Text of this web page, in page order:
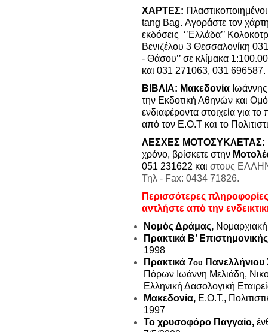
ΧΑΡΤΕΣ:
tang Bag. Αγοράστε τον χάρτη
εκδόσεις ‘’Ελλάδα’’
Βενιζέλου 3 Θεσσαλονίκη
- Θάσου’’ σε κλίμακα
και 031 271063, 031 696587.
ΒΙΒΛΙΑ: Μακεδονία
την Εκδοτική Αθηνών και
ενδιαφέροντα στοιχεία για το
από τον Ε.Ο.Τ και το
ΛΕΣΧΕΣ ΜΟΤΟΣΥΚΛΕΤΑΣ:
χρόνο, βρίσκετε στην
051 231622 και στους
Τηλ - Fax: 0434 71826.
Περισσότερες
αντλήστε από την
Νομός Δράμας,
Πρακτικά Β’
1998
Πρακτικά 7ου Πανελλήνιου
Πόρων Ιωάννη Μελιάδη,
Ελληνική Δασολογική
Μακεδονία, Ε.Ο.Τ.,
1997
Το χρυσοφόρο Παγγαίο,